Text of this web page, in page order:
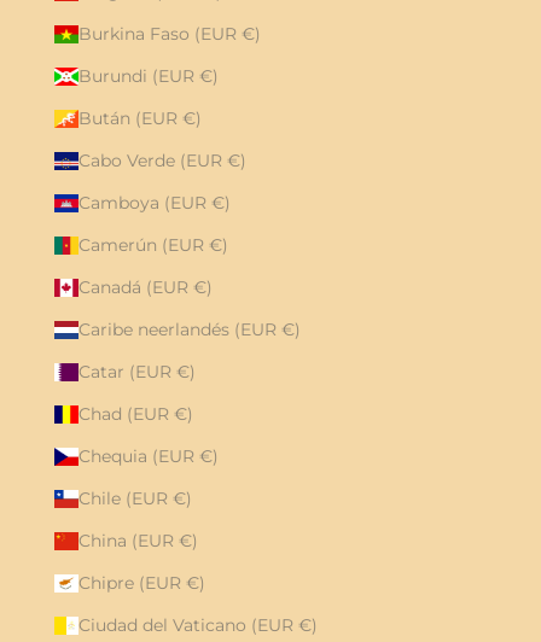
Burkina Faso (EUR €)
Burundi (EUR €)
Bután (EUR €)
Cabo Verde (EUR €)
Camboya (EUR €)
Camerún (EUR €)
Canadá (EUR €)
Caribe neerlandés (EUR €)
Catar (EUR €)
Chad (EUR €)
Chequia (EUR €)
Chile (EUR €)
China (EUR €)
Chipre (EUR €)
Ciudad del Vaticano (EUR €)